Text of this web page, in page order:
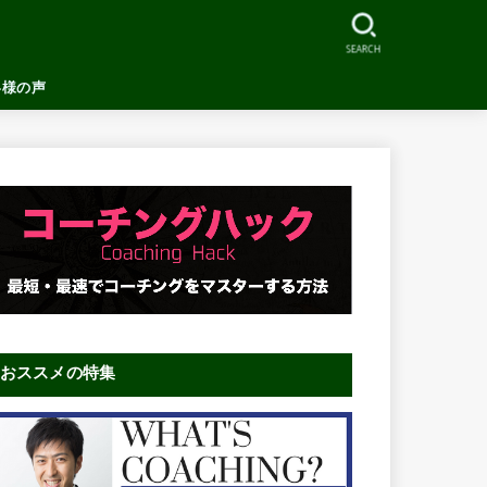
の声
SEARCH
おススメの特集